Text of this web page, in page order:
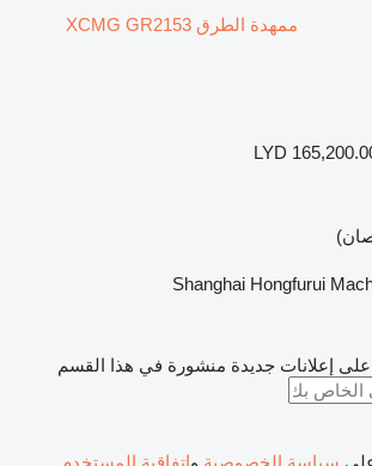
ممهدة الطرق XCMG GR2153
LYD
Shanghai Hongfurui
إعلانات جديدة منشورة في هذا القسم
سياسة الخصوصية واتفاقية المستخدم